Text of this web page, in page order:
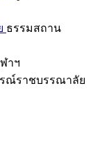
ธรรมสถาน
าฯ
ณ์ราชบรรณาลัย